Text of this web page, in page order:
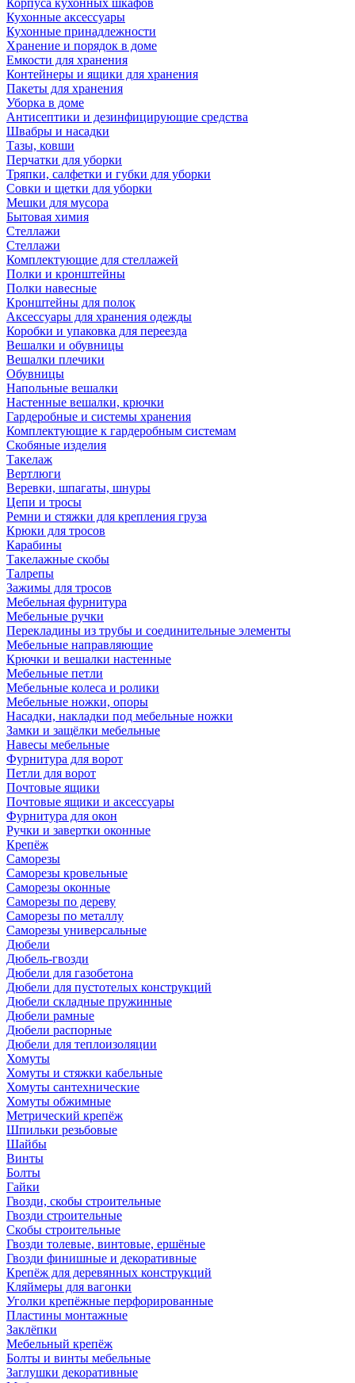
Корпуса кухонных шкафов
Кухонные аксессуары
Кухонные принадлежности
Хранение и порядок в доме
Емкости для хранения
Контейнеры и ящики для хранения
Пакеты для хранения
Уборка в доме
Антисептики и дезинфицирующие средства
Швабры и насадки
Тазы, ковши
Перчатки для уборки
Тряпки, салфетки и губки для уборки
Совки и щетки для уборки
Мешки для мусора
Бытовая химия
Стеллажи
Стеллажи
Комплектующие для стеллажей
Полки и кронштейны
Полки навесные
Кронштейны для полок
Аксессуары для хранения одежды
Коробки и упаковка для переезда
Вешалки и обувницы
Вешалки плечики
Обувницы
Напольные вешалки
Настенные вешалки, крючки
Гардеробные и системы хранения
Комплектующие к гардеробным системам
Скобяные изделия
Такелаж
Вертлюги
Веревки, шпагаты, шнуры
Цепи и тросы
Ремни и стяжки для крепления груза
Крюки для тросов
Карабины
Такелажные скобы
Талрепы
Зажимы для тросов
Мебельная фурнитура
Мебельные ручки
Перекладины из трубы и соединительные элементы
Мебельные направляющие
Крючки и вешалки настенные
Мебельные петли
Мебельные колеса и ролики
Мебельные ножки, опоры
Насадки, накладки под мебельные ножки
Замки и защёлки мебельные
Навесы мебельные
Фурнитура для ворот
Петли для ворот
Почтовые ящики
Почтовые ящики и аксессуары
Фурнитура для окон
Ручки и завертки оконные
Крепёж
Саморезы
Саморезы кровельные
Саморезы оконные
Саморезы по дереву
Саморезы по металлу
Саморезы универсальные
Дюбели
Дюбель-гвозди
Дюбели для газобетона
Дюбели для пустотелых конструкций
Дюбели складные пружинные
Дюбели рамные
Дюбели распорные
Дюбели для теплоизоляции
Хомуты
Хомуты и стяжки кабельные
Хомуты сантехнические
Хомуты обжимные
Метрический крепёж
Шпильки резьбовые
Шайбы
Винты
Болты
Гайки
Гвозди, скобы строительные
Гвозди строительные
Скобы строительные
Гвозди толевые, винтовые, ершёные
Гвозди финишные и декоративные
Крепёж для деревянных конструкций
Кляймеры для вагонки
Уголки крепёжные перфорированные
Пластины монтажные
Заклёпки
Мебельный крепёж
Болты и винты мебельные
Заглушки декоративные